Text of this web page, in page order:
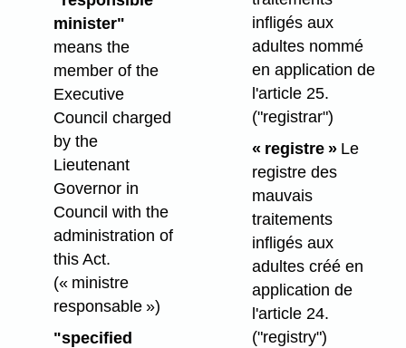
minister"
means the
member of the
Executive
Council charged
by the
Lieutenant
Governor in
Council with the
administration of
this Act.
(« ministre
responsable »)
"specified
infligés aux
adultes nommé
en application de
l'article 25.
("registrar")
« registre »Le
registre des
mauvais
traitements
infligés aux
adultes créé en
application de
l'article 24.
("registry")